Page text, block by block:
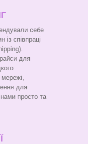
себе
із співпраці
для
для
просто та